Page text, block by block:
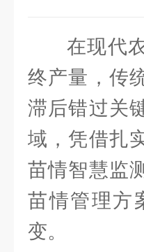
在现代
终产量，传
滞后错过关
域，凭借扎
苗情智慧监
苗情管理方
变。